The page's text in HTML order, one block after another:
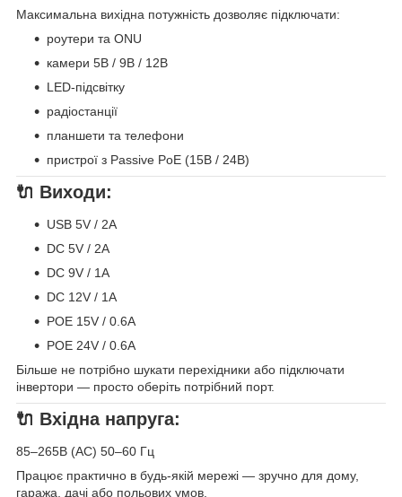
Максимальна вихідна потужність дозволяє підключати:
роутери та ONU
камери 5В / 9В / 12В
LED-підсвітку
радіостанції
планшети та телефони
пристрої з Passive PoE (15В / 24В)
🔌 Виходи:
USB 5V / 2A
DC 5V / 2A
DC 9V / 1A
DC 12V / 1A
POE 15V / 0.6A
POE 24V / 0.6A
Більше не потрібно шукати перехідники або підключати
інвертори — просто оберіть потрібний порт.
🔌 Вхідна напруга:
85–265В (AC) 50–60 Гц
Працює практично в будь-якій мережі — зручно для дому,
гаража, дачі або польових умов.